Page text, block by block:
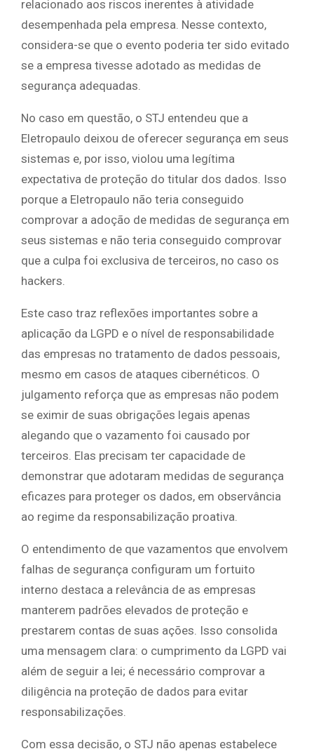
relacionado aos riscos inerentes à atividade
desempenhada pela empresa. Nesse contexto,
considera-se que o evento poderia ter sido evitado
se a empresa tivesse adotado as medidas de
segurança adequadas.
No caso em questão, o STJ entendeu que a
Eletropaulo deixou de oferecer segurança em seus
sistemas e, por isso, violou uma legítima
expectativa de proteção do titular dos dados. Isso
porque a Eletropaulo não teria conseguido
comprovar a adoção de medidas de segurança em
seus sistemas e não teria conseguido comprovar
que a culpa foi exclusiva de terceiros, no caso os
hackers.
Este caso traz reflexões importantes sobre a
aplicação da LGPD e o nível de responsabilidade
das empresas no tratamento de dados pessoais,
mesmo em casos de ataques cibernéticos. O
julgamento reforça que as empresas não podem
se eximir de suas obrigações legais apenas
alegando que o vazamento foi causado por
terceiros. Elas precisam ter capacidade de
demonstrar que adotaram medidas de segurança
eficazes para proteger os dados, em observância
ao regime da responsabilização proativa.
O entendimento de que vazamentos que envolvem
falhas de segurança configuram um fortuito
interno destaca a relevância de as empresas
manterem padrões elevados de proteção e
prestarem contas de suas ações. Isso consolida
uma mensagem clara: o cumprimento da LGPD vai
além de seguir a lei; é necessário comprovar a
diligência na proteção de dados para evitar
responsabilizações.
Com essa decisão, o STJ não apenas estabelece